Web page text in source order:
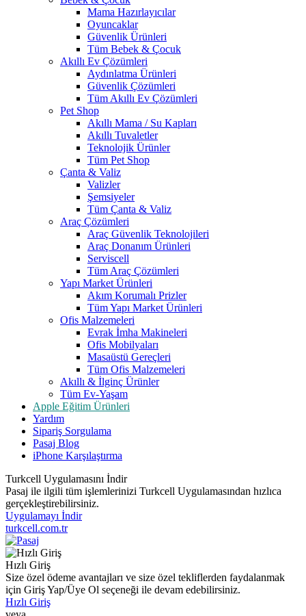
Mama Hazırlayıcılar
Oyuncaklar
Güvenlik Ürünleri
Tüm Bebek & Çocuk
Akıllı Ev Çözümleri
Aydınlatma Ürünleri
Güvenlik Çözümleri
Tüm Akıllı Ev Çözümleri
Pet Shop
Akıllı Mama / Su Kapları
Akıllı Tuvaletler
Teknolojik Ürünler
Tüm Pet Shop
Çanta & Valiz
Valizler
Şemsiyeler
Tüm Çanta & Valiz
Araç Çözümleri
Araç Güvenlik Teknolojileri
Araç Donanım Ürünleri
Serviscell
Tüm Araç Çözümleri
Yapı Market Ürünleri
Akım Korumalı Prizler
Tüm Yapı Market Ürünleri
Ofis Malzemeleri
Evrak İmha Makineleri
Ofis Mobilyaları
Masaüstü Gereçleri
Tüm Ofis Malzemeleri
Akıllı & İlginç Ürünler
Tüm Ev-Yaşam
Apple Eğitim Ürünleri
Yardım
Sipariş Sorgulama
Pasaj Blog
iPhone Karşılaştırma
Turkcell Uygulamasını İndir
Pasaj ile ilgili tüm işlemlerinizi Turkcell Uygulamasından hızlıca
gerçekleştirebilirsiniz.
Uygulamayı İndir
turkcell.com.tr
Hızlı Giriş
Size özel ödeme avantajları ve size özel tekliflerden faydalanmak
için Giriş Yap/Üye Ol seçeneği ile devam edebilirsiniz.
Hızlı Giriş